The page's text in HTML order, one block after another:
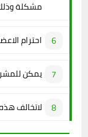
مشكلة
احترام
يمكن
لاتخالف